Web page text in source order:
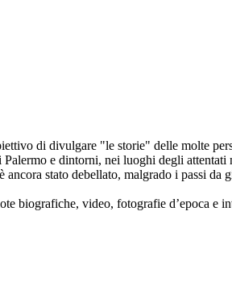
di divulgare "le storie" delle molte
e dintorni, nei luoghi degli
stato debellato, malgrado i passi
biografiche, video, fotografie d’epoca e